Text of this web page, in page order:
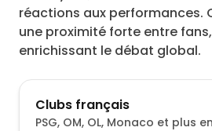
réactions aux performances.
une proximité forte entre
enrichissant le débat global.
Clubs français
PSG, OM, OL, Monaco et plus